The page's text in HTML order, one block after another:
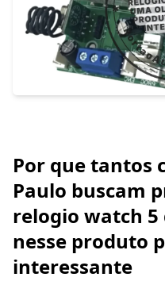
Por que tantos
Paulo buscam
relogio watch 5
nesse produto
interessante